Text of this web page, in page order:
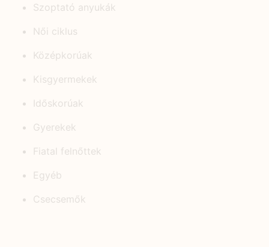
Szoptató anyukák
Női ciklus
Középkorúak
Kisgyermekek
Időskorúak
Gyerekek
Fiatal felnőttek
Egyéb
Csecsemők